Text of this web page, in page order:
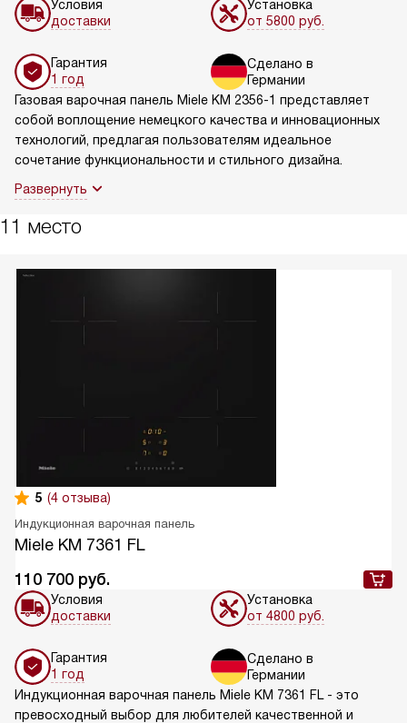
Условия
доставки
Установка
от 5800 руб.
Гарантия
1 год
Сделано в
Германии
Газовая варочная панель Miele KM 2356-1 представляет
собой воплощение немецкого качества и инновационных
технологий, предлагая пользователям идеальное
сочетание функциональности и стильного дизайна.
Развернуть
11 место
5 (4 отзыва)
Индукционная варочная панель
Miele KM 7361 FL
110 700 руб.
Условия
доставки
Установка
от 4800 руб.
Гарантия
1 год
Сделано в
Германии
Индукционная варочная панель Miele KM 7361 FL - это
превосходный выбор для любителей качественной и